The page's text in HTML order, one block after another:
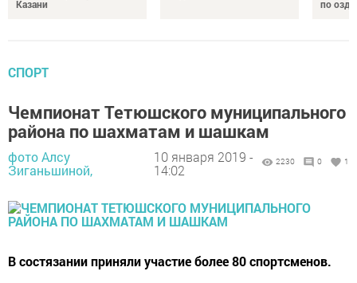
Казани
по
СПОРТ
Чемпионат Тетюшского муниципального
района по шахматам и шашкам
фото Алсу
Зиганьшиной,
10 января 2019 -
14:02
2230 0 1
В состязании приняли участие более 80 спортсменов.